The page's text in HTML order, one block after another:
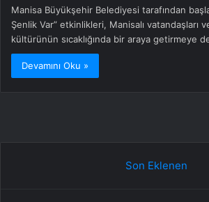
Manisa Büyükşehir Belediyesi tarafından
Şenlik Var” etkinlikleri, Manisalı vatandaşları
kültürünün sıcaklığında bir araya getirmeye
Devamını Oku »
Son Eklenen